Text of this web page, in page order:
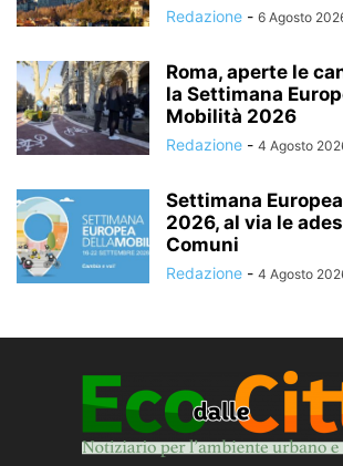
Redazione - 6 Agosto
Roma, aperte le
la Settimana
Mobilità 2026
Redazione - 4 Agosto
Settimana
2026, al via le
Comuni
Redazione - 4 Agosto